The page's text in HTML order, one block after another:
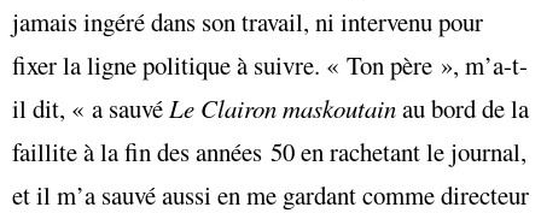
jamais ingéré dans son travail, ni intervenu pour
fixer la ligne politique à suivre. « Ton père », m’a-t-
il dit, « a sauvé Le Clairon maskoutainau bord de la
faillite à la fin des années 50 en rachetant le journal,
et il m’a sauvé aussi en me gardant comme directeur